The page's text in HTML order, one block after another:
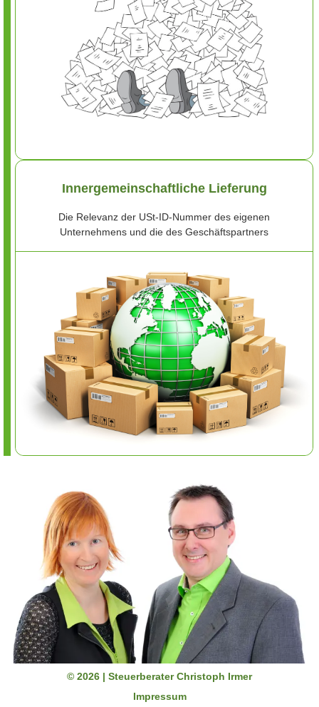
Innergemeinschaftliche Lieferung
Die Relevanz der USt-ID-Nummer des eigenen
Unternehmens und die des Geschäftspartners
© 2026 | Steuerberater Christoph Irmer
Impressum